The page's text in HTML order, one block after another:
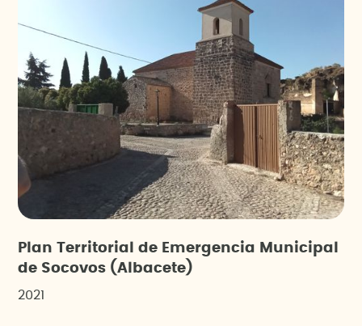
Plan Territorial de Emergencia Municipal
de Socovos (Albacete)
2021